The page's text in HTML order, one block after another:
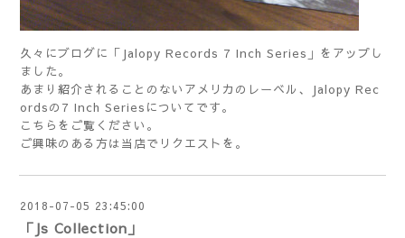
久々にブログに「Jalopy Records 7 Inch Series」をアップし
ました。
あまり紹介されることのないアメリカのレーベル、Jalopy Rec
ordsの7 Inch Seriesについてです。
こちら をご覧ください。
ご興味のある方は当店でリクエストを。
2018-07-05 23:45:00
「Js Collection」